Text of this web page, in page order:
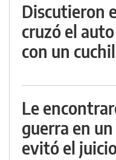
Discutieron
cruzó el
con un
Le
guerra en
evitó el